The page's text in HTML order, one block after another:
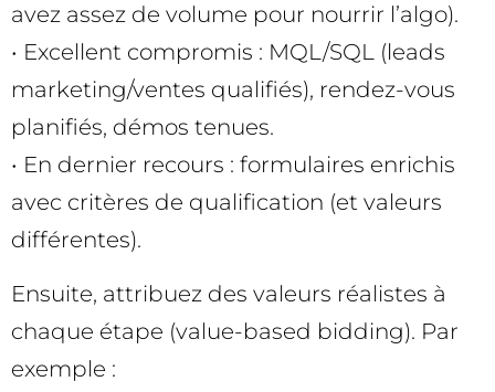
avez assez de volume pour nourrir l’algo).
• Excellent compromis : MQL/SQL (leads
marketing/ventes qualifiés), rendez-vous
planifiés, démos tenues.
• En dernier recours : formulaires enrichis
avec critères de qualification (et valeurs
différentes).
Ensuite, attribuez des valeurs réalistes à
chaque étape (value-based bidding). Par
exemple :